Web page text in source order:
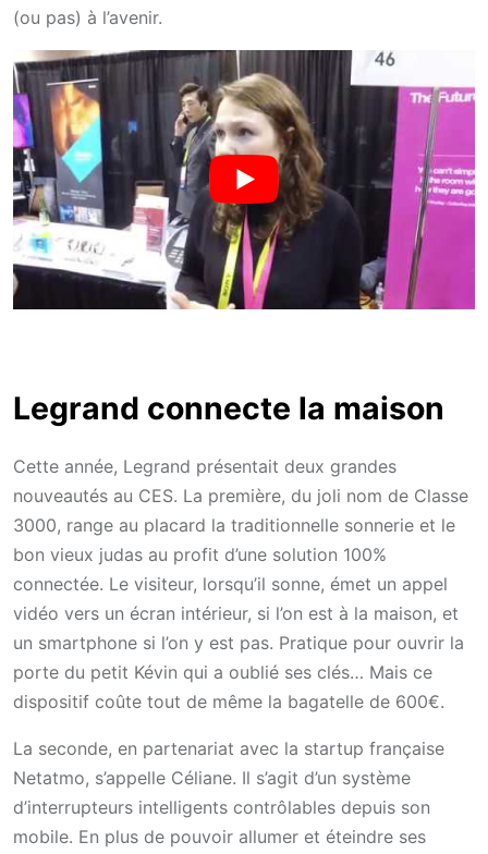
(ou pas) à l’avenir.
Legrand connecte la maison
Cette année, Legrand présentait deux grandes
nouveautés au CES. La première, du joli nom de Classe
3000, range au placard la traditionnelle sonnerie et le
bon vieux judas au profit d’une solution 100%
connectée. Le visiteur, lorsqu’il sonne, émet un appel
vidéo vers un écran intérieur, si l’on est à la maison, et
un smartphone si l’on y est pas. Pratique pour ouvrir la
porte du petit Kévin qui a oublié ses clés… Mais ce
dispositif coûte tout de même la bagatelle de 600€.
La seconde, en partenariat avec la startup française
Netatmo, s’appelle Céliane. Il s’agit d’un système
d’interrupteurs intelligents contrôlables depuis son
mobile. En plus de pouvoir allumer et éteindre ses